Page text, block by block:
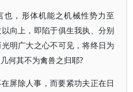
也，形体机能之机械性势力至
向上，即陷于俱生我执、分别
明广大之心不可见，将终日为
何其不为禽兽之归耶?
屏除人事，而要紧功夫正在日